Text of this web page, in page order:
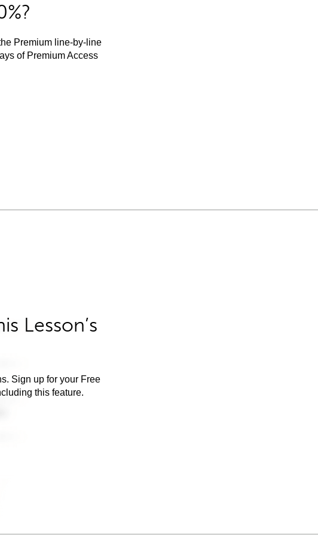
Premium line-by-line
of Premium Access
Lesson’s
Sign up for your Free
this feature.